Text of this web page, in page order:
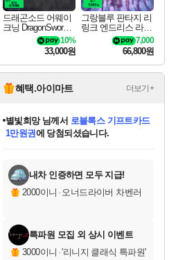
드래곤소드 어웨이
크닝 DragonSword A
10%
33,000원
그랑블루 판타지 리
링크 엔드리스 라그
나로크 Granblue Fa
ntasy Relink Endless
7,000
66,800원
혜택.아이마트 더보기+
교환.
당첨되셨습니다.
당첨되셨습니다.
당첨되셨습니다.
별빛희망님께서 로블록스 기프트카드
1만원권에 당첨되셨습니다.
당첨되셨습니다.
당첨되셨습니다.
당첨되셨습니다.
당첨되셨습니다.
에디션 (스팀코드)를 교환.
당첨되셨습니다.
내차 인증하면 모두 지급!
2000이니 · 오너드라이버 차벤러
특파원 모집 외 상시 이벤트
3000이니 ·'리니지 클래식 특파원'